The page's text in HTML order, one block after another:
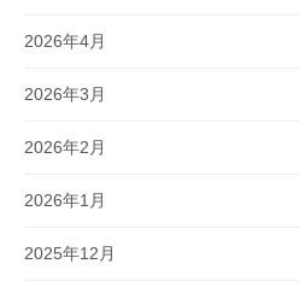
2026年4月
2026年3月
2026年2月
2026年1月
2025年12月